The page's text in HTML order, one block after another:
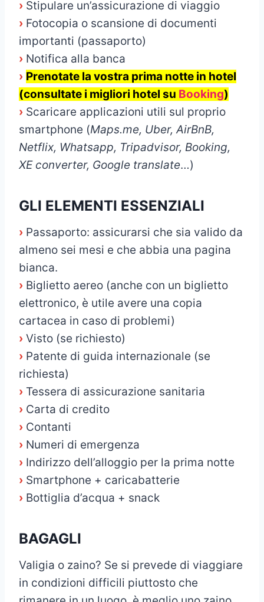
› Stipulare un’assicurazione di viaggio
› Fotocopia o scansione di documenti
importanti (passaporto)
› Notifica alla banca
› Prenotate la vostra prima notte in hotel
(consultate i migliori hotel su Booking)
› Scaricare applicazioni utili sul proprio
smartphone (Maps.me, Uber, AirBnB,
Netflix, Whatsapp, Tripadvisor, Booking,
XE converter, Google translate…)
GLI ELEMENTI ESSENZIALI
› Passaporto: assicurarsi che sia valido da
almeno sei mesi e che abbia una pagina
bianca.
› Biglietto aereo (anche con un biglietto
elettronico, è utile avere una copia
cartacea in caso di problemi)
› Visto (se richiesto)
› Patente di guida internazionale (se
richiesta)
› Tessera di assicurazione sanitaria
› Carta di credito
› Contanti
› Numeri di emergenza
› Indirizzo dell’alloggio per la prima notte
› Smartphone + caricabatterie
› Bottiglia d’acqua + snack
BAGAGLI
Valigia o zaino? Se si prevede di viaggiare
in condizioni difficili piuttosto che